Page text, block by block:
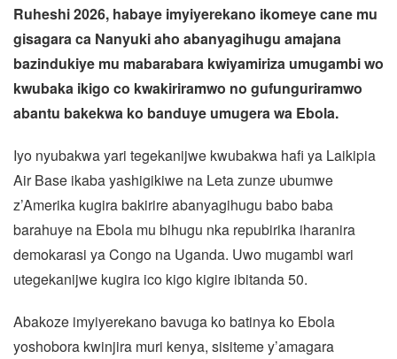
Ruheshi 2026, habaye imyiyerekano ikomeye cane mu
gisagara ca Nanyuki aho abanyagihugu amajana
bazindukiye mu mabarabara kwiyamiriza umugambi wo
kwubaka ikigo co kwakiriramwo no gufunguriramwo
abantu bakekwa ko banduye umugera wa Ebola.
Iyo nyubakwa yari tegekanijwe kwubakwa hafi ya Laikipia
Air Base ikaba yashigikiwe na Leta zunze ubumwe
z’Amerika kugira bakirire abanyagihugu babo baba
barahuye na Ebola mu bihugu nka repubirika iharanira
demokarasi ya Congo na Uganda. Uwo mugambi wari
utegekanijwe kugira ico kigo kigire ibitanda 50.
Abakoze imyiyerekano bavuga ko batinya ko Ebola
yoshobora kwinjira muri kenya, sisiteme y’amagara